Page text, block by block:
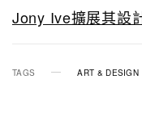
Jony Ive擴展其設
TAGS ART & DESIGN